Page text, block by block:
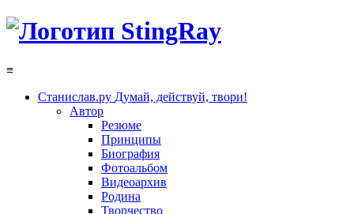
≡
Станислав.ру Думай, действуй, твори!
Автор
Резюме
Принципы
Биография
Фотоальбом
Видеоархив
Родина
Творчество